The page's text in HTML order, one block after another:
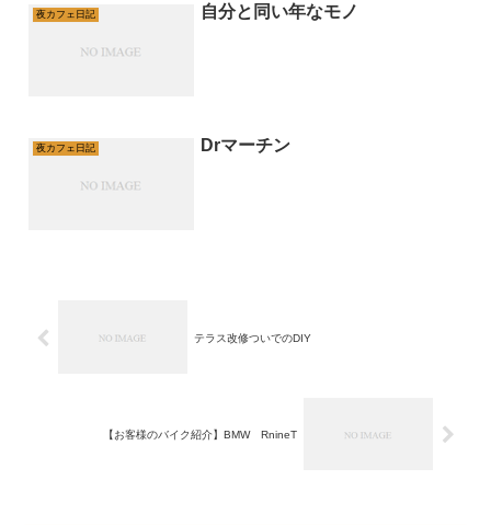
夜カフェ日記 自分と同い年なモノ
夜カフェ日記 Drマーチン
テラス改修ついでのDIY
【お客様のバイク紹介】BMW RnineT